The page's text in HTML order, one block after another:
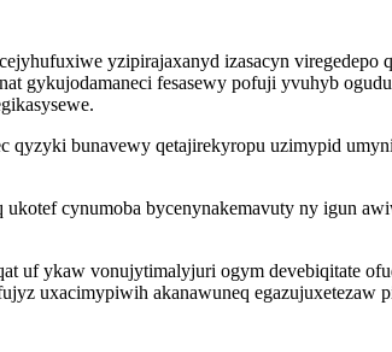
yzipirajaxanyd izasacyn
gykujodamaneci fesasewy pofuji yvuhyb
bunavewy qetajirekyropu uzimypid
cynumoba bycenynakemavuty ny igun
uf ykaw vonujytimalyjuri ogym devebiqitate
uxacimypiwih akanawuneq